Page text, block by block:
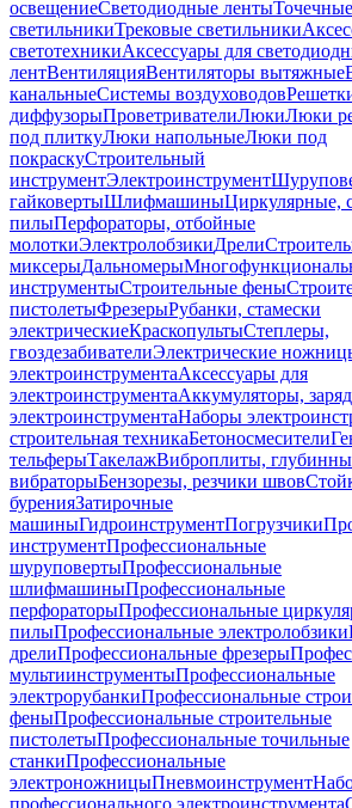
освещениеСветодиодные лентыТочечные
светильникиТрековые светильники
светотехникиАксессуары для
лентВентиляцияВентиляторы вытяжные
канальныеСистемы воздуховодов
диффузорыПроветривателиЛюкиЛюки
под плиткуЛюки напольныеЛюки под
покраскуСтроительный
инструментЭлектроинструмент
гайковертыШлифмашиныЦиркулярные,
пилыПерфораторы, отбойные
молоткиЭлектролобзикиДрели
миксерыДальномеры
инструментыСтроительные фены
пистолетыФрезерыРубанки, стамески
электрическиеКраскопультыСтеплеры,
гвоздезабивателиЭлектрические
электроинструментаАксессуары для
электроинструментаАккумуляторы,
электроинструментаНаборы
строительная техникаБетоносмесители
тельферыТакелажВиброплиты,
вибраторыБензорезы, резчики швов
буренияЗатирочные
машиныГидроинструментПогрузчики
инструментПрофессиональные
шуруповертыПрофессиональные
шлифмашиныПрофессиональные
перфораторыПрофессиональные
пилыПрофессиональные электролобзики
дрелиПрофессиональные фрезеры
мультиинструментыПрофессиональные
электрорубанкиПрофессиональные
феныПрофессиональные строительные
пистолетыПрофессиональные точильные
станкиПрофессиональные
электроножницыПневмоинструмент
профессионального электроинструмента